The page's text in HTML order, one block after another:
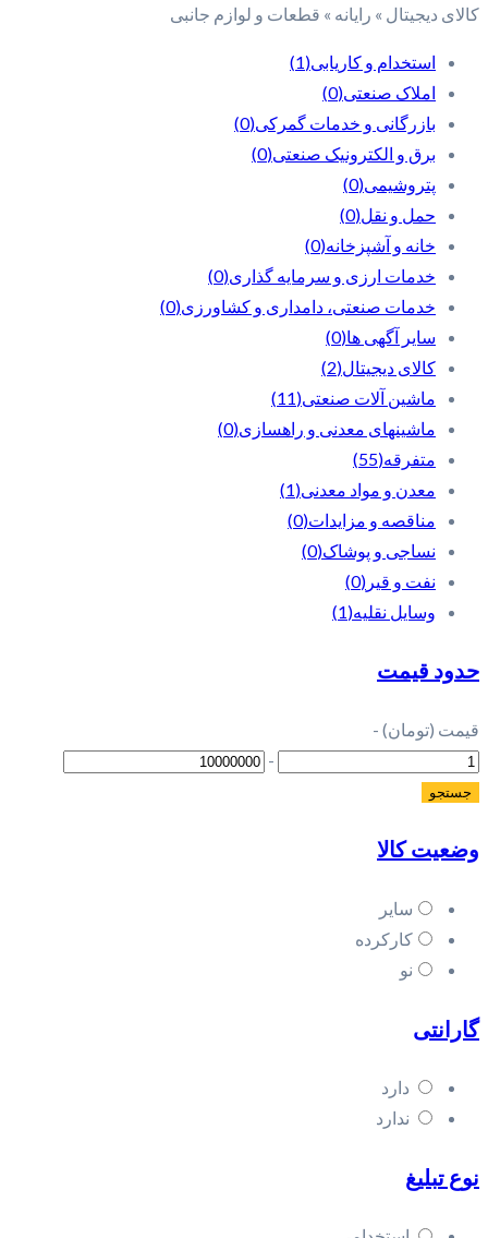
کالای دیجیتال » رایانه » قطعات و لوازم جانبی
استخدام و کاریابی(1)
املاک صنعتی(0)
بازرگانی و خدمات گمرکی(0)
برق و الکترونیک صنعتی(0)
پتروشیمی(0)
حمل و نقل(0)
خانه و آشپزخانه(0)
خدمات ارزی و سرمایه گذاری(0)
خدمات صنعتی، دامداری و کشاورزی(0)
سایر آگهی ها(0)
کالای دیجیتال(2)
ماشین آلات صنعتی(11)
ماشینهای معدنی و راهسازی(0)
متفرقه(55)
معدن و مواد معدنی(1)
مناقصه و مزایدات(0)
نساجی و پوشاک(0)
نفت و قیر (0)
وسایل نقلیه(1)
حدود قیمت
قیمت (تومان) -
-
وضعیت کالا
سایر
کارکرده
نو
گارانتی
دارد
ندارد
نوع تبلیغ